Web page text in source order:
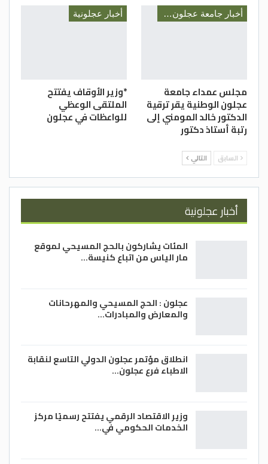
أخبار جامعة عجلون الوطنية
مجلس عمداء جامعة
عجلون الوطنية يقر ترقية
الدكتور خالد المومني إلى
رتبة أستاذ دكتور
أخبار عجلونية
*وزير الأوقاف يفتتح
الملتقى الوعظي
للواعظات في عجلون
السابق التالي
أخبار عجلونية
المئات يشاركون بالحج المسيحي لموقع
مار الياس من اتباع كنيسة…
عجلون : الحج المسيحي والمهرحانات
والمعارض والمبادرات…
انطلاق مؤتمر عجلون الدولي التاسع لنقابة
الاطباء فرع عجلون…
وزير الاقتصاد الرقمي يفتتح رسميًا مركز
الخدمات الحكومي في…